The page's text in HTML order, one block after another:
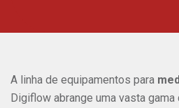
A linha de equipamentos para
Digiflow abrange uma vasta